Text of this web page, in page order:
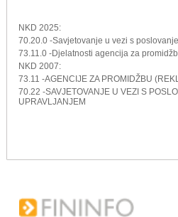
NKD 2025:
70.20.0 -Savjetovanje u vezi s
73.11.0 -Djelatnosti agencija za
NKD 2007:
73.11 -AGENCIJE ZA PROMIDŽBU
70.22 -SAVJETOVANJE U VEZI S
UPRAVLJANJEM